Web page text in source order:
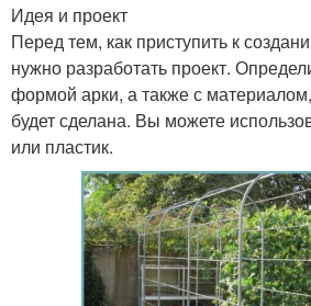
Идея и проект
Перед тем, как приступить к
нужно разработать проект.
формой арки, а также с
будет сделана. Вы можете
или пластик.